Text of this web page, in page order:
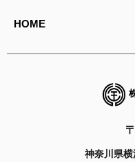
HOME
神奈川県